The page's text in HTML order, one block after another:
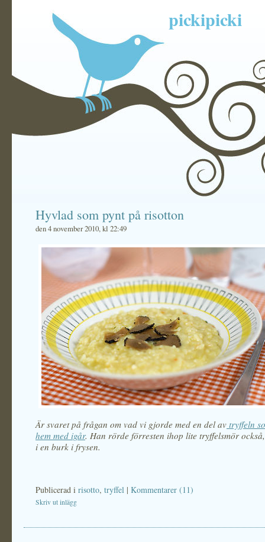
pickipicki
Hyvlad som pynt på risotton
den 4 november 2010, kl 22:49
Är svaret på frågan om vad vi gjorde med en del av tryffeln
hem med igår. Han rörde förresten ihop lite tryffelsmör
i en burk i frysen.
Publicerad i risotto, tryffel | Kommentarer (11)
Skriv ut inlägg